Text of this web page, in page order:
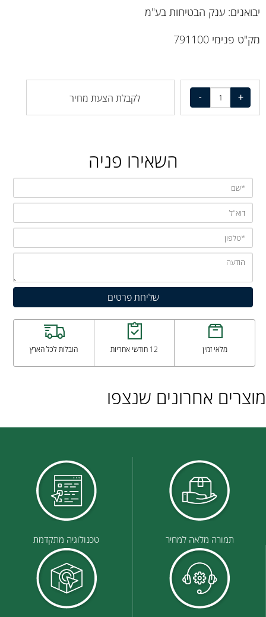
יבואנים: ענק הבטיחות בע"מ
מק"ט פנימי 791100
לקבלת הצעת מחיר
השאירו פניה
מלאי זמין 12 חודשי אחריות הובלות לכל הארץ
מוצרים אחרונים שנצפו
תמורה מלאה למחיר טכנולוגיה מתקדמת